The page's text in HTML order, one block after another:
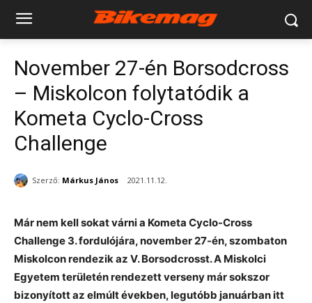
November 27-én Borsodcross
– Miskolcon folytatódik a
Kometa Cyclo-Cross
Challenge
Szerző: Márkus János 2021.11.12.
Már nem kell sokat várni a Kometa Cyclo-Cross
Challenge 3. fordulójára, november 27-én, szombaton
Miskolcon rendezik az V. Borsodcrosst. A Miskolci
Egyetem területén rendezett verseny már sokszor
bizonyított az elmúlt években, legutóbb januárban itt